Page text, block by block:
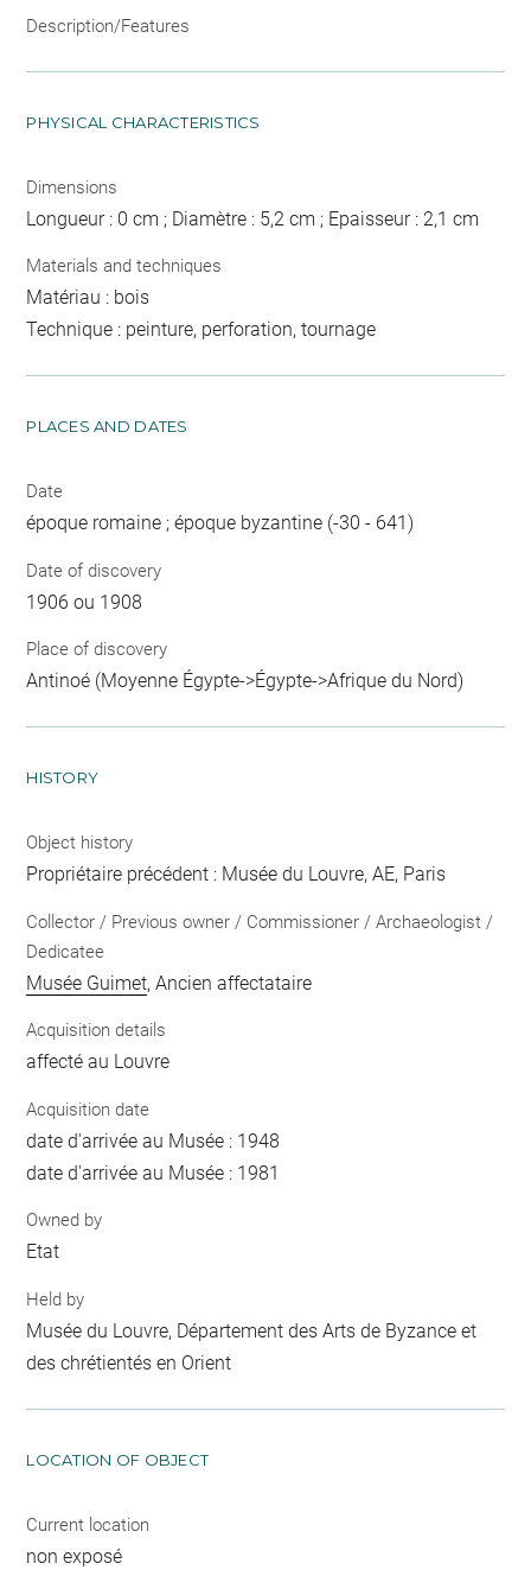
Description/Features
PHYSICAL CHARACTERISTICS
Dimensions
Longueur : 0 cm ; Diamètre : 5,2 cm ; Epaisseur : 2,1 cm
Materials and techniques
Matériau : bois
Technique : peinture, perforation, tournage
PLACES AND DATES
Date
époque romaine ; époque byzantine (-30 - 641)
Date of discovery
1906 ou 1908
Place of discovery
Antinoé (Moyenne Égypte->Égypte->Afrique du Nord)
HISTORY
Object history
Propriétaire précédent : Musée du Louvre, AE, Paris
Collector / Previous owner / Commissioner / Archaeologist /
Dedicatee
Musée Guimet, Ancien affectataire
Acquisition details
affecté au Louvre
Acquisition date
date d'arrivée au Musée : 1948
date d'arrivée au Musée : 1981
Owned by
Etat
Held by
Musée du Louvre, Département des Arts de Byzance et
des chrétientés en Orient
LOCATION OF OBJECT
Current location
non exposé